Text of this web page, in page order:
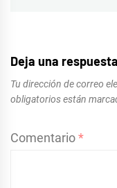
Deja una respuesta
Tu dirección de correo
obligatorios están
Comentario*